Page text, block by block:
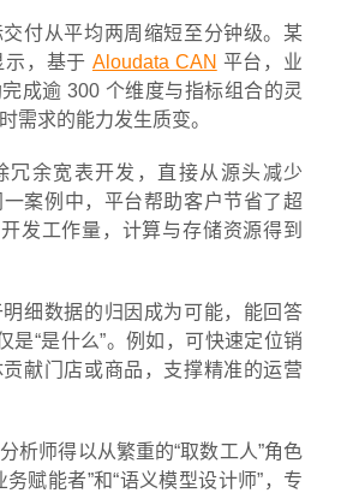
交付从平均两周缩短至分钟级。某
示，基于 Aloudata CAN 平台，业
成逾 300 个维度与指标组合的灵
需求的能力发生质变。
冗余宽表开发，直接从源头减少
一案例中，平台帮助客户节省了超
发工作量，计算与存储资源得到
明细数据的归因成为可能，能回答
是“是什么”。例如，可快速定位销
献门店或商品，支撑精准的运营
析师得以从繁重的“取数工人”角色
务赋能者”和“语义模型设计师”，专